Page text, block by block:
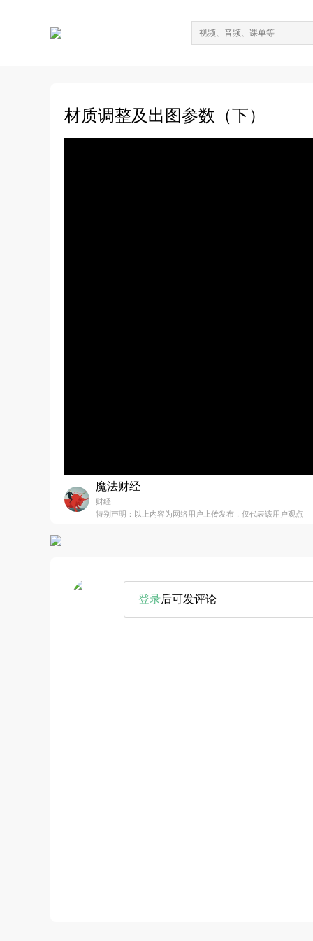
材质调整及出图参数（下）
魔法财经
财经
特别声明：以上内容为网络用户上传发布，仅代表该用户观点
登录后可发评论